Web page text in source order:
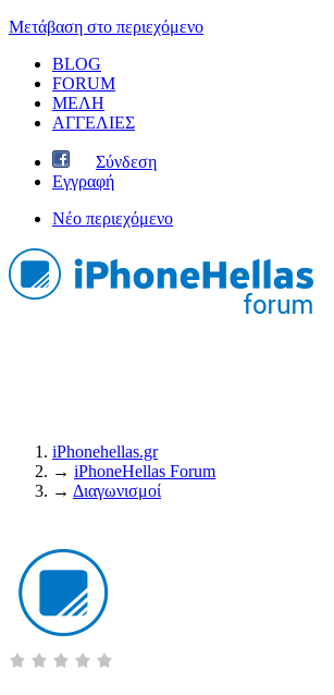
Μετάβαση στο περιεχόμενο
BLOG
FORUM
ΜΕΛΗ
ΑΓΓΕΛΙΕΣ
Σύνδεση
Εγγραφή
Νέο περιεχόμενο
iPhonehellas.gr
→ iPhoneHellas Forum
→ Διαγωνισμοί